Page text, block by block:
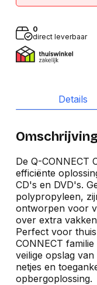
0
direct leverbaar
Details
De Q-CONNECT
efficiënte
CD's en DVD's.
polypropyleen,
ontworpen voor
over extra
Perfect voor
CONNECT
veilige opslag
netjes en
opbergoplossing.